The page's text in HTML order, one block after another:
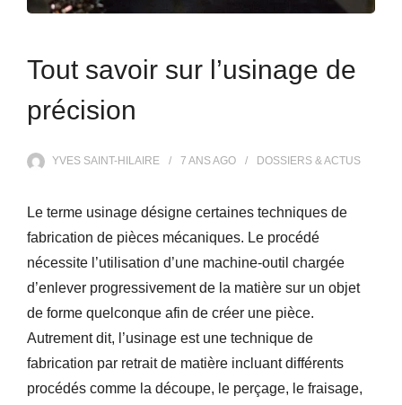
Tout savoir sur l’usinage de
précision
YVES SAINT-HILAIRE 7 ANSAGO DOSSIERS & ACTUS
Le terme usinage désigne certaines techniques de
fabrication de pièces mécaniques. Le procédé
nécessite l’utilisation d’une machine-outil chargée
d’enlever progressivement de la matière sur un objet
de forme quelconque afin de créer une pièce.
Autrement dit, l’usinage est une technique de
fabrication par retrait de matière incluant différents
procédés comme la découpe, le perçage, le fraisage,